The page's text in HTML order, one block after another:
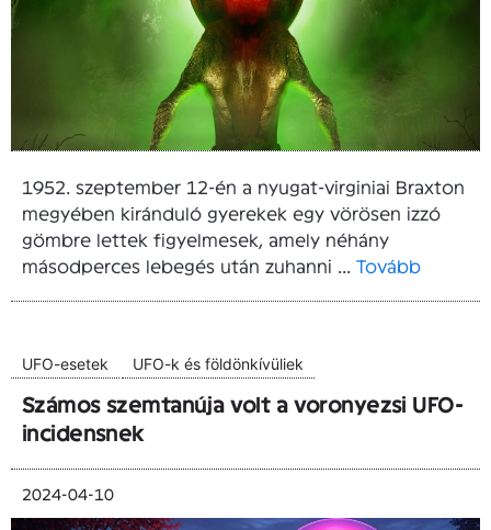
1952. szeptember 12-én a nyugat-virginiai Braxton
megyében kiránduló gyerekek egy vörösen izzó
gömbre lettek figyelmesek, amely néhány
másodperces lebegés után zuhanni ... Tovább
UFO-esetek UFO-k és földönkívüliek
Számos szemtanúja volt a voronyezsi UFO-
incidensnek
2024-04-10